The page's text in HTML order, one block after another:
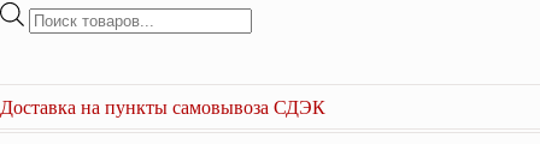
Поиск
Доставка на пункты самовывоза СДЭК